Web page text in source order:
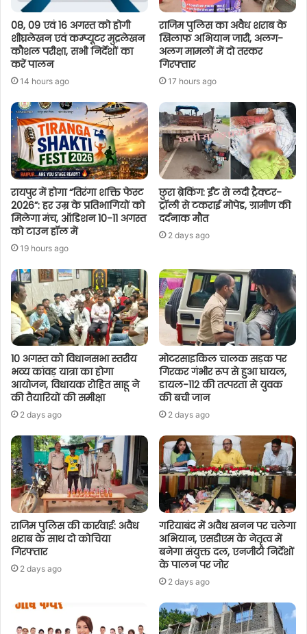
08, 09 एवं 16 अगस्त को होगी
शीघ्रलेखन एवं कम्प्यूटर मुद्रलेखन
कौशल परीक्षा, सभी निर्देशों का
करें पालन
14 hours ago
राजिम पुलिस का अवैध शराब के
खिलाफ अभियान जारी, अलग-
अलग मामलों में दो तस्कर
गिरफ्तार
17 hours ago
रायपुर में होगा “तिरंगा शक्ति फेस्ट
2026”: हर उम्र के प्रतिभागियों को
मिलेगा मंच, ऑडिशन 10-11 अगस्त
को टाउन हॉल में
19 hours ago
छुरा ब्रेकिंग: ईंट से लदी ट्रैक्टर-
ट्रॉली से टकराई मोपेड, ग्रामीण की
दर्दनाक मौत
2 days ago
10 अगस्त को विधानसभा स्तरीय
भव्य कांवड़ यात्रा का होगा
आयोजन, विधायक रोहित साहू ने
की तैयारियों की समीक्षा
2 days ago
मोटरसाइकिल चालक सड़क पर
गिरकर गंभीर रूप से हुआ घायल,
डायल-112 की तत्परता से युवक
की बची जान
2 days ago
राजिम पुलिस की कार्रवाई: अवैध
शराब के साथ दो कोचिया
गिरफ्तार
2 days ago
गरियाबंद में अवैध खनन पर चलेगा
अभियान, एसडीएम के नेतृत्व में
बनेगा संयुक्त दल, एनजीटी निर्देशों
के पालन पर जोर
2 days ago